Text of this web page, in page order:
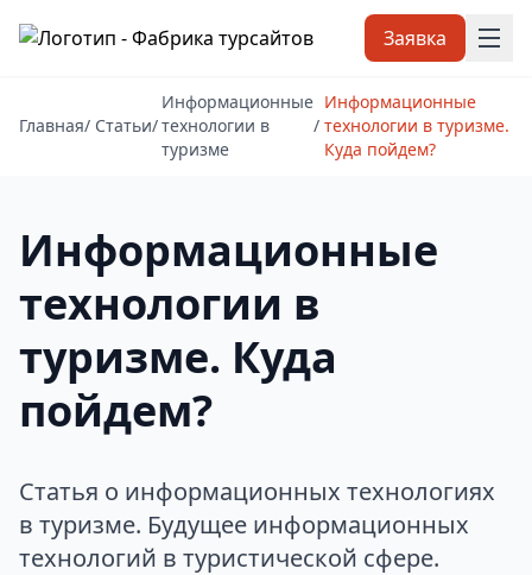
Заявка
Главная/ Статьи/
Информационные
технологии в
туризме
/
Информационные
технологии в туризме.
Куда пойдем?
Информационные
технологии в
туризме. Куда
пойдем?
Статья о информационных технологиях
в туризме. Будущее информационных
технологий в туристической сфере.